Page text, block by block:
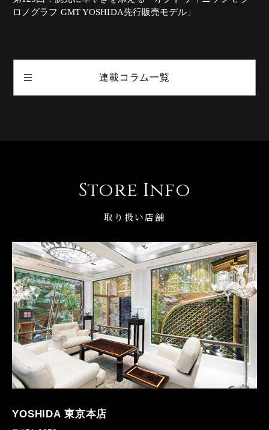
ロノグラフ GMT YOSHIDA先行販売モデル」
連載コラム一覧
Store Info
取り扱い店舗
YOSHIDA 東京本店